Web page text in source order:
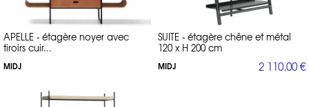
APELLE - étagère noyer avec
tiroirs cuir...
MIDJ
SUITE - étagère chêne et métal
120 x H 200 cm
MIDJ 2 110,00 €